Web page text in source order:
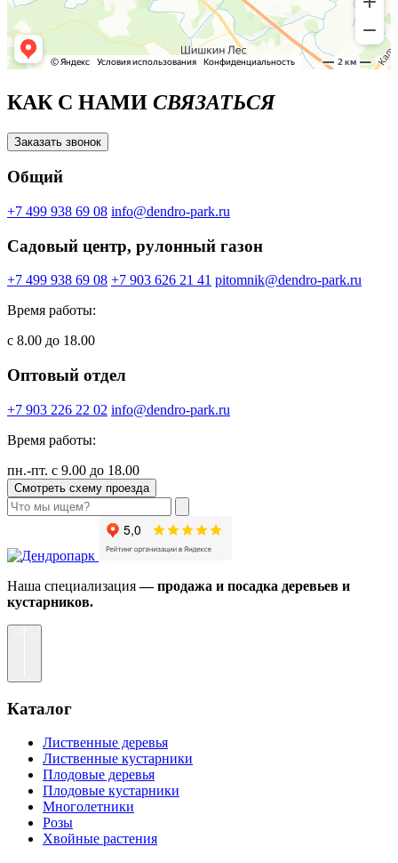
КАК С НАМИ СВЯЗАТЬСЯ
Заказать звонок
Общий
+7 499 938 69 08 info@dendro-park.ru
Садовый центр, рулонный газон
+7 499 938 69 08 +7 903 626 21 41 pitomnik@dendro-park.ru
Время работы:
с 8.00 до 18.00
Оптовый отдел
+7 903 226 22 02 info@dendro-park.ru
Время работы:
пн.-пт. с 9.00 до 18.00
Смотреть схему проезда
Наша специализация— продажа и посадка деревьев и
кустарников.
Каталог
Лиственные деревья
Лиственные кустарники
Плодовые деревья
Плодовые кустарники
Многолетники
Розы
Хвойные растения